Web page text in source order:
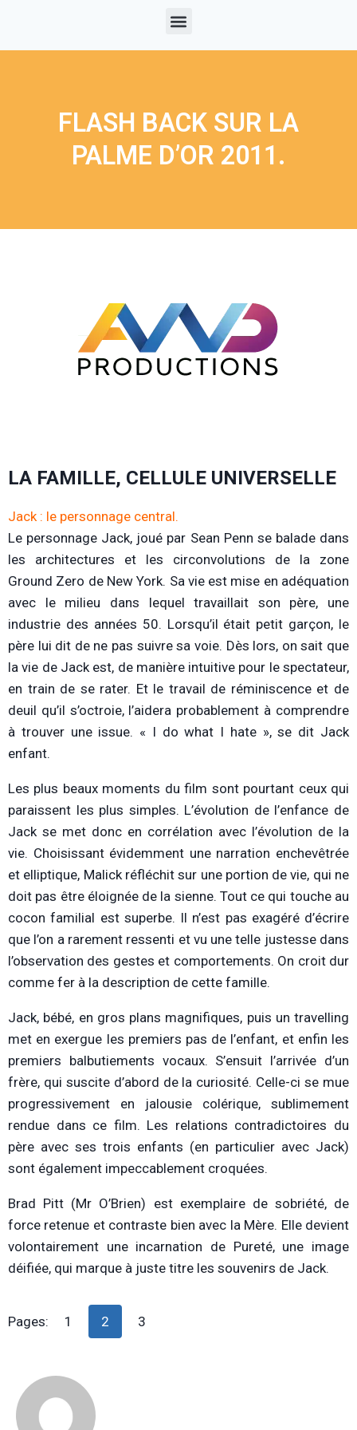
FLASH BACK SUR LA
PALME D’OR 2011.
LA FAMILLE, CELLULE UNIVERSELLE
Jack : le personnage central.
Le personnage Jack, joué par Sean Penn se balade dans
les architectures et les circonvolutions de la zone
Ground Zero de New York. Sa vie est mise en adéquation
avec le milieu dans lequel travaillait son père, une
industrie des années 50. Lorsqu’il était petit garçon, le
père lui dit de ne pas suivre sa voie. Dès lors, on sait que
la vie de Jack est, de manière intuitive pour le spectateur,
en train de se rater. Et le travail de réminiscence et de
deuil qu’il s’octroie, l’aidera probablement à comprendre
à trouver une issue. « I do what I hate », se dit Jack
enfant.
Les plus beaux moments du film sont pourtant ceux qui
paraissent les plus simples. L’évolution de l’enfance de
Jack se met donc en corrélation avec l’évolution de la
vie. Choisissant évidemment une narration enchevêtrée
et elliptique, Malick réfléchit sur une portion de vie, qui ne
doit pas être éloignée de la sienne. Tout ce qui touche au
cocon familial est superbe. Il n’est pas exagéré d’écrire
que l’on a rarement ressenti et vu une telle justesse dans
l’observation des gestes et comportements. On croit dur
comme fer à la description de cette famille.
Jack, bébé, en gros plans magnifiques, puis un travelling
met en exergue les premiers pas de l’enfant, et enfin les
premiers balbutiements vocaux. S’ensuit l’arrivée d’un
frère, qui suscite d’abord de la curiosité. Celle-ci se mue
progressivement en jalousie colérique, sublimement
rendue dans ce film. Les relations contradictoires du
père avec ses trois enfants (en particulier avec Jack)
sont également impeccablement croquées.
Brad Pitt (Mr O’Brien) est exemplaire de sobriété, de
force retenue et contraste bien avec la Mère. Elle devient
volontairement une incarnation de Pureté, une image
déifiée, qui marque à juste titre les souvenirs de Jack.
Pages: 1 2 3